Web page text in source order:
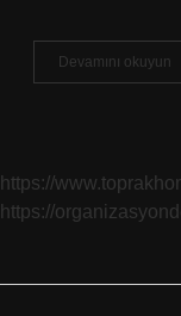
Devamını okuyun
https://
https://